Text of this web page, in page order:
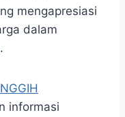
mengapresiasi
dalam
informasi